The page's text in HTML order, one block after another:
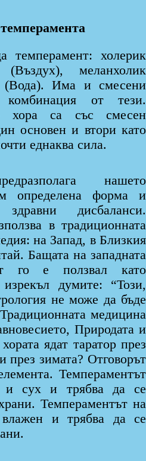
холерик
меланхолик
(Вода). Има и смесени
от тези.
хора са със смесен
основен и втори като
еднаква сила.
нашето
определена форма и
дисбаланси.
в традиционната
на Запад, в Близкия
Бащата на западната
го е ползвал като
думите: “Този,
не може да бъде
медицина
Природата и
ядат таратор през
през зимата? Отговорът
Темпераментът
и сух и трябва да се
Темпераментът на
и трябва да се